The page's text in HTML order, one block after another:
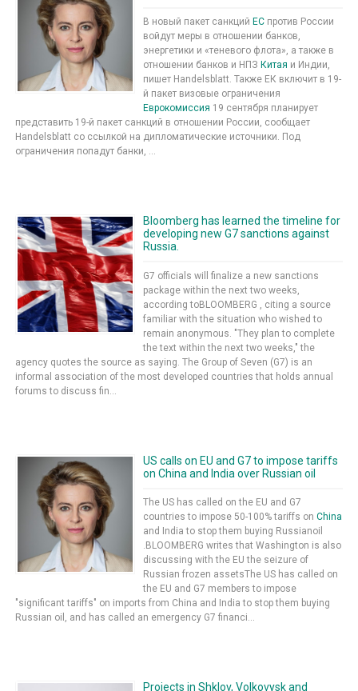
В новый пакет санкций ЕС против России
войдут меры в отношении банков,
энергетики и «теневого флота», а также в
отношении банков и НПЗ Китая и Индии,
пишет Handelsblatt. Также ЕК включит в 19-
й пакет визовые ограничения
Еврокомиссия 19 сентября планирует
представить 19-й пакет санкций в отношении России, сообщает
Handelsblatt со ссылкой на дипломатические источники. Под
ограничения попадут банки, ...
Bloomberg has learned the timeline for
developing new G7 sanctions against
Russia.
G7 officials will finalize a new sanctions
package within the next two weeks,
according toBLOOMBERG , citing a source
familiar with the situation who wished to
remain anonymous. "They plan to complete
the text within the next two weeks," the
agency quotes the source as saying. The Group of Seven (G7) is an
informal association of the most developed countries that holds annual
forums to discuss fin...
US calls on EU and G7 to impose tariffs
on China and India over Russian oil
The US has called on the EU and G7
countries to impose 50-100% tariffs on China
and India to stop them buying Russianoil
.BLOOMBERG writes that Washington is also
discussing with the EU the seizure of
Russian frozen assetsThe US has called on
the EU and G7 members to impose
"significant tariffs" on imports from China and India to stop them buying
Russian oil, and has called an emergency G7 financi...
Projects in Shklov, Volkovysk and